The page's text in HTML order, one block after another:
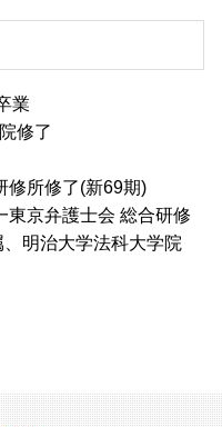
業
修了
修所修了(新69期)
東京弁護士会 総合研修
明治大学法科大学院